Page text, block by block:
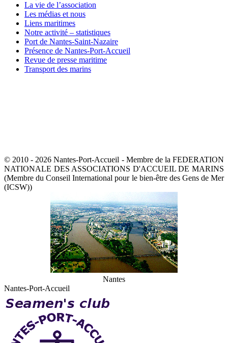
La vie de l’association
Les médias et nous
Liens maritimes
Notre activité – statistiques
Port de Nantes-Saint-Nazaire
Présence de Nantes-Port-Accueil
Revue de presse maritime
Transport des marins
© 2010 - 2026 Nantes-Port-Accueil - Membre de la FEDERATION
NATIONALE DES ASSOCIATIONS D'ACCUEIL DE MARINS
(Membre du Conseil International pour le bien-être des Gens de Mer
(ICSW))
Nantes
Nantes-Port-Accueil